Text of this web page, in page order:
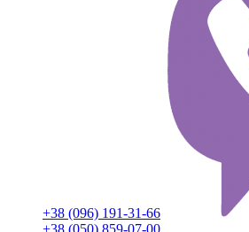
+38 (096) 191-31-66
+38 (050) 859-07-00